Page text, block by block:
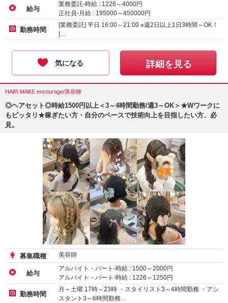
給与
業務委託-時給 : 1226 ～4000円
正社員-月給 : 195000～450000円
勤務時間
[業務委託] 平日 16:00～21:00 ※週2日以上1日3時間～OK！
[…
気になる 詳細を見る
HAIR MAKE encourage/美容師
◎ヘアセット◎時給1500円以上＜3～4時間勤務/週3～OK＞★Wワークに
もピッタリ★稼ぎたい方・自分のペースで技術向上を目指したい方、必
見。
募集職種 美容師
給与
アルバイト・パート-時給 : 1500～2000円
アルバイト・パート-時給 : 1226 ～ 1250円
勤務時間
月～土曜 17時～23時 ・スタイリスト3～4時間勤務 ・アシ
スタント3～6時間勤務…